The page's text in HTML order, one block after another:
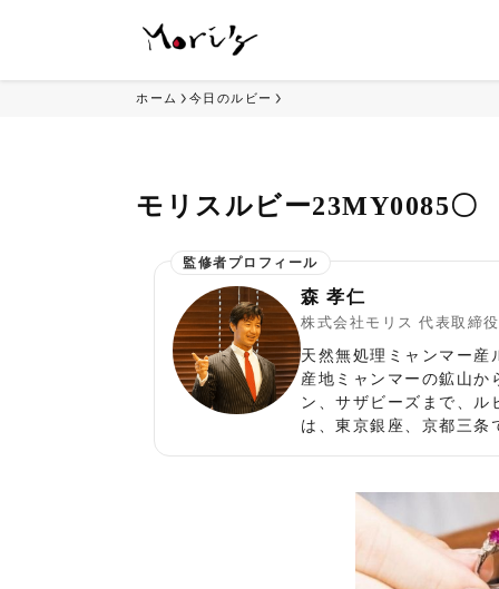
ホーム 今日のルビー
モリスルビー23MY0085〇
森 孝仁
株式会社モリス 代表取締役
天然無処理ミャンマー産
産地ミャンマーの鉱山か
ン、サザビーズまで、
は、東京銀座、京都三条